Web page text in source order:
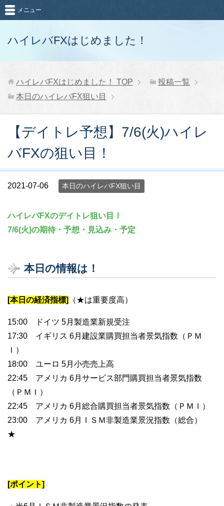
ハイレバFXはじめました！
メニュー
ハイレバFXはじめました！ TOP
投稿一覧
本日のハイレバFX狙い目
【デイトレ予想】7/6(火)ハイレ
バFXの狙い目！
2021-07-06 本日のハイレバFX狙い目
ハイレバFXのデイトレ狙い目！
7/6(火)の期待・予想・見込み・予定
本日の情報は！
[本日の経済指標] （★は重要度高）
15:00 ドイツ 5月製造業新規受注
17:30 イギリス 6月建設業購買担当者景気指数（ＰＭ
Ｉ）
18:00 ユーロ 5月小売売上高
22:45 アメリカ 6月サービス部門購買担当者景気指数
（ＰＭＩ）
22:45 アメリカ 6月総合購買担当者景気指数（ＰＭＩ）
23:00 アメリカ 6月ＩＳＭ非製造業景況指数（総合）
★
[ポイント]